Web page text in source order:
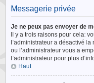
Messagerie privée
Je ne peux pas envoyer de
Il y a trois raisons pour cela:
l’administrateur a désactivé
ou l’administrateur vous a
l’administrateur pour plus
Haut